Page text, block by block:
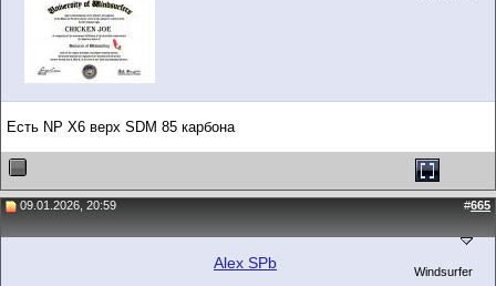
Есть NP X6 верх SDM 85 карбона
09.01.2026, 20:59 #665
Alex SPb Windsurfer